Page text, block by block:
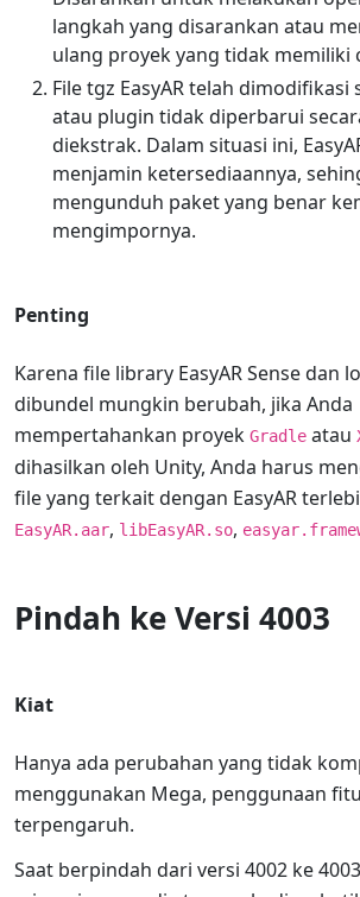
langkah yang disarankan atau
ulang proyek yang tidak memiliki
File tgz EasyAR telah dimodifikasi
atau plugin tidak diperbarui
diekstrak. Dalam situasi ini,
menjamin ketersediaannya,
mengunduh paket yang benar
mengimpornya.
Penting
Karena file library EasyAR Sense dan
dibundel mungkin berubah, jika Anda
mempertahankan proyek Gradle atau
dihasilkan oleh Unity, Anda harus
file yang terkait dengan EasyAR
EasyAR.aar, libEasyAR.so,
Pindah ke Versi 4003
Kiat
Hanya ada perubahan yang tidak
menggunakan Mega, penggunaan
terpengaruh.
Saat berpindah dari versi 4002 ke